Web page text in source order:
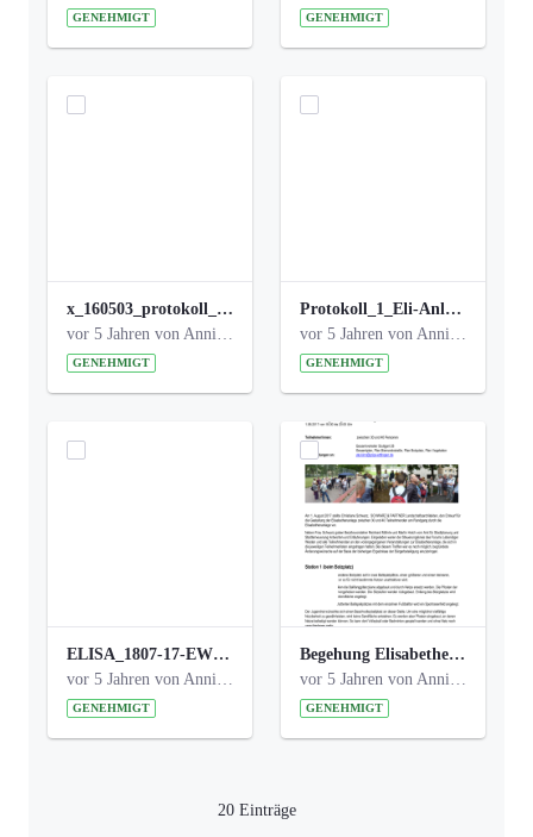
GENEHMIGT GENEHMIGT
x_160503_protokoll_infoabend.pdf
vor 5 Jahren von Anni Schlumberger
GENEHMIGT
Protokoll_1_Eli-Anlage_final.pdf
vor 5 Jahren von Anni Schlumberger
GENEHMIGT
ELISA_1807-17-EW_BEZIRK-kl_compressed.pdf
vor 5 Jahren von Anni Schlumberger
GENEHMIGT
Begehung Elisabethenanlage 1.8.17_Protokoll .pdf
vor 5 Jahren von Anni Schlumberger
GENEHMIGT
20 Einträge
Pro Seite